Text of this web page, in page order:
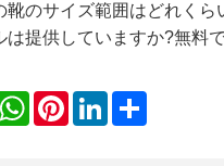
靴のサイズ範囲はどれくら
は提供していますか?無料
WhatsApp
PinterestLinkedIn